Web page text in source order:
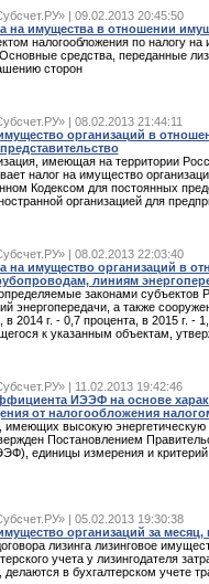
| 09.02.2013 20:45:50
на имущества в отношении
налогообложения по налогу
средства, переданные
сторон
| 08.02.2013 21:44:11
организаций в
имеющая на территории
налог на имущество
Кодексом для постоянных
организацией для
| 08.02.2013 22:03:40
на имущество организаций в
линиям
законами субъектов
энергопередачи, а также
в 2014 г. - 0,7 процента, в 2015 г. -
к указанным объектам,
| 11.02.2013 19:42:46
ИЭЭФ на основе
от налогообложения
имеющих высокую энергетическую
Постановлением
единицы измерения и
| 05.02.2013 19:30:38
организаций за
лизинга лизинговое
учета у лизингодателя
делаются в бухгалтерском учете